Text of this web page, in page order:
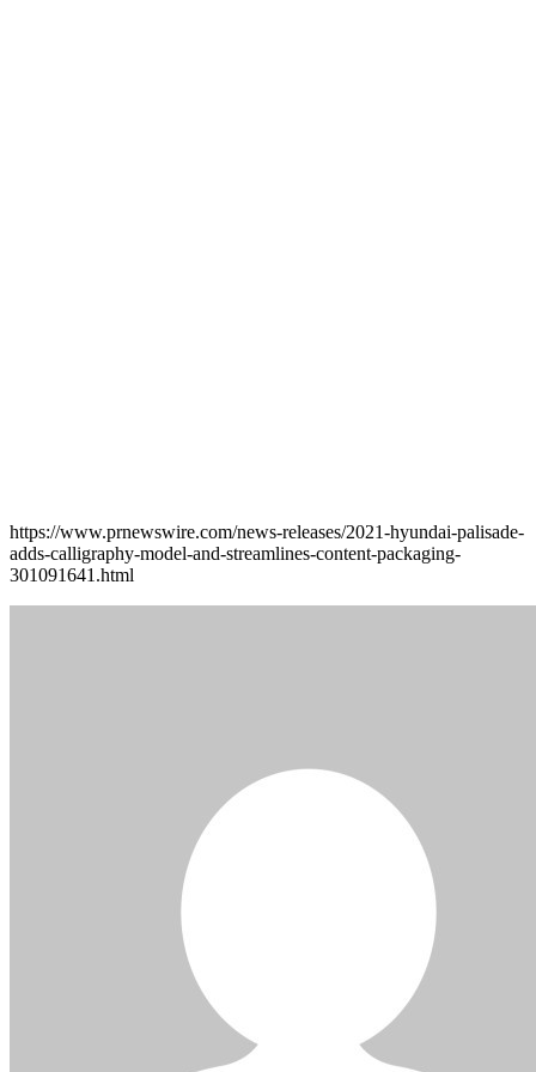
https://www.prnewswire.com/news-releases/2021-hyundai-palisade-
adds-calligraphy-model-and-streamlines-content-packaging-
301091641.html